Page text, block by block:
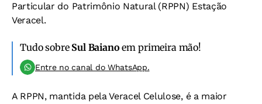
Particular do Patrimônio Natural (RPPN) Estação
Veracel.
Tudo sobre Sul Baiano em primeira mão!
Entre no canal do WhatsApp.
A RPPN, mantida pela Veracel Celulose, é a maior